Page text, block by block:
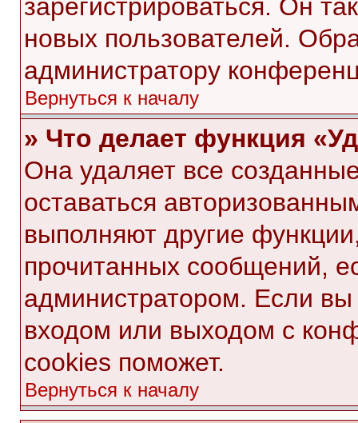
зарегистрироваться. Он
новых пользователей.
администратору
Вернуться к началу
» Что делает функция
Она удаляет все
оставаться
выполняют другие
прочитанных сообщений,
администратором. Если
входом или выходом с
cookies поможет.
Вернуться к началу